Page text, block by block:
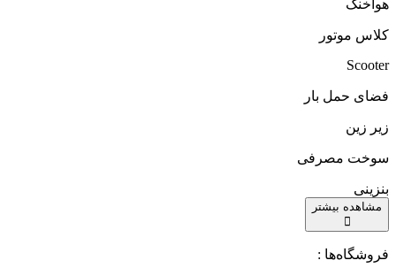
هواخنک
کلاس موتور
Scooter
فضای حمل بار
زیر زین
سوخت مصرفی
بنزینی
مشاهده بیشتر
فروشگاه‌ها :